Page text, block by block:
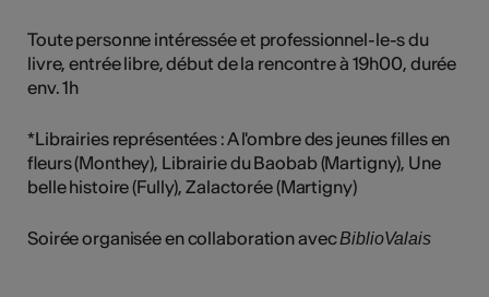
Toute personne intéressée et professionnel-le-s du
livre, entrée libre, début de la rencontre à 19h00, durée
env. 1h
*Librairies représentées : A l'ombre des jeunes filles en
fleurs (Monthey), Librairie du Baobab (Martigny), Une
belle histoire (Fully), Zalactorée (Martigny)
Soirée organisée en collaboration avecBiblioValais